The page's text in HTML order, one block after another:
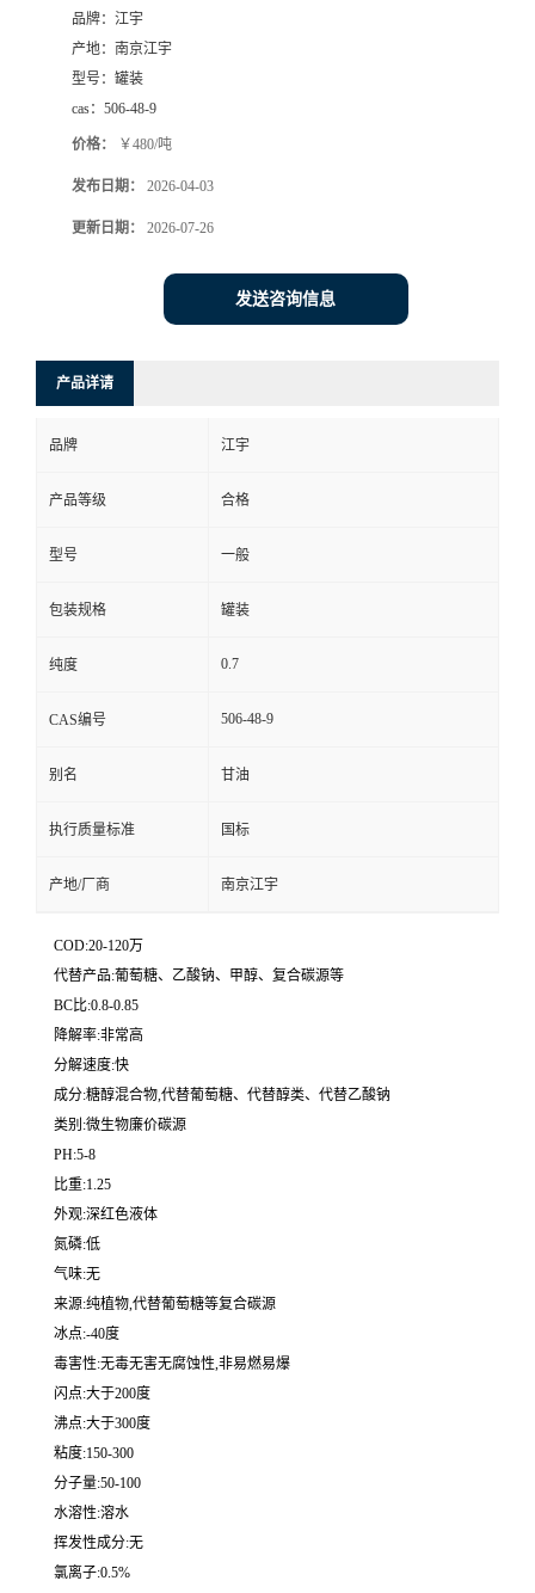
品牌： 江宇
产地： 南京江宇
型号： 罐装
cas： 506-48-9
价格： ￥480/吨
发布日期： 2026-04-03
更新日期： 2026-07-26
发送咨询信息
产品详请
品牌 江宇
产品等级 合格
型号 一般
包装规格 罐装
纯度 0.7
CAS编号 506-48-9
别名 甘油
执行质量标准 国标
产地/厂商 南京江宇
COD:20-120万
代替产品:葡萄糖、乙酸钠、甲醇、复合碳源等
BC比:0.8-0.85
降解率:非常高
分解速度:快
成分:糖醇混合物,代替葡萄糖、代替醇类、代替乙酸钠
类别:微生物廉价碳源
PH:5-8
比重:1.25
外观:深红色液体
氮磷:低
气味:无
来源:纯植物,代替葡萄糖等复合碳源
冰点:-40度
毒害性:无毒无害无腐蚀性,非易燃易爆
闪点:大于200度
沸点:大于300度
粘度:150-300
分子量:50-100
水溶性:溶水
挥发性成分:无
氯离子:0.5%